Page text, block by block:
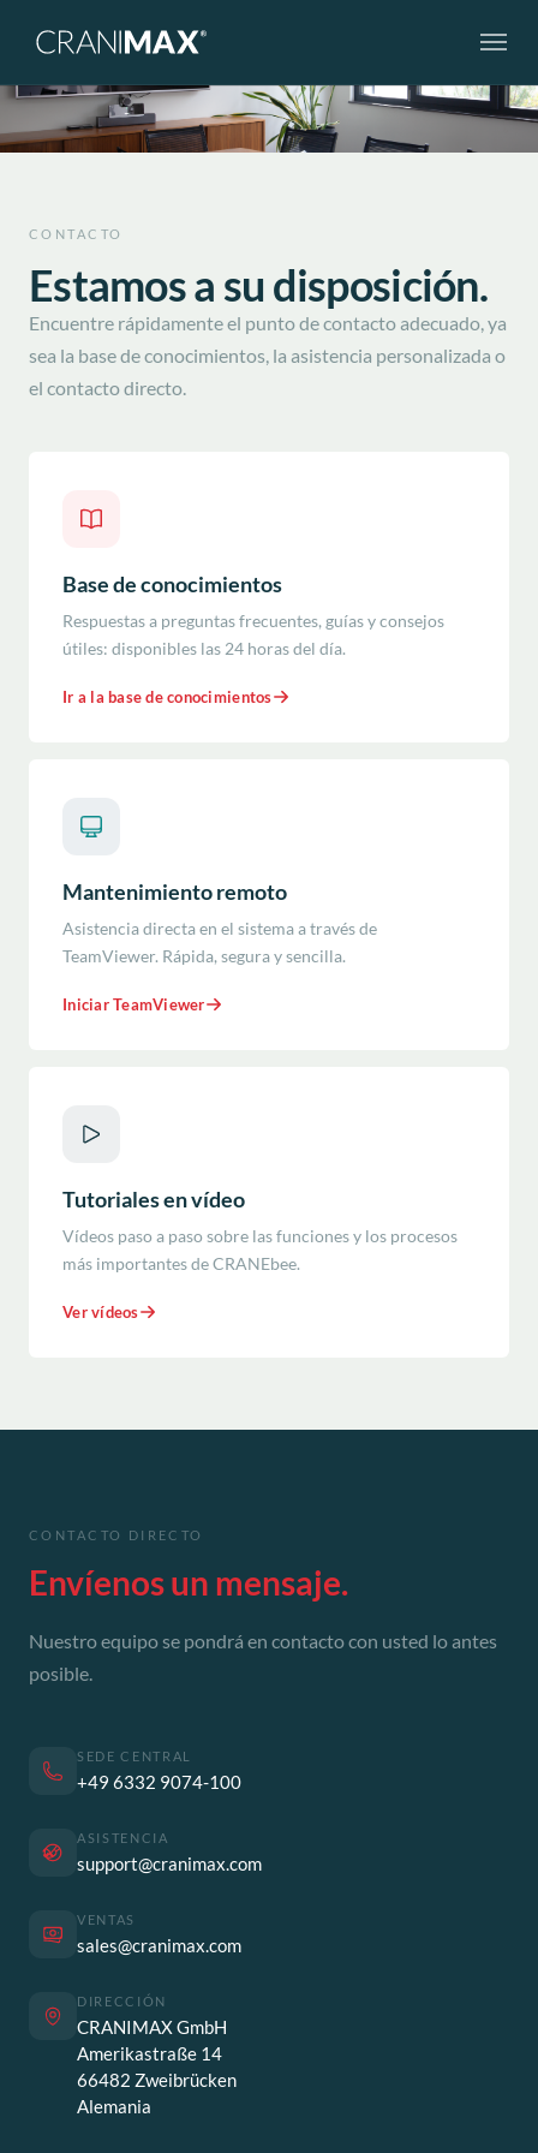
CONTACTO
Estamos a su disposición.
Encuentre rápidamente el punto de contacto adecuado, ya
sea la base de conocimientos, la asistencia personalizada o
el contacto directo.
Base de conocimientos
Respuestas a preguntas frecuentes, guías y consejos
útiles: disponibles las 24 horas del día.
Ir a la base de conocimientos
Mantenimiento remoto
Asistencia directa en el sistema a través de
TeamViewer. Rápida, segura y sencilla.
Iniciar TeamViewer
Tutoriales en vídeo
Vídeos paso a paso sobre las funciones y los procesos
más importantes de CRANEbee.
Ver vídeos
CONTACTO DIRECTO
Envíenos un mensaje.
Nuestro equipo se pondrá en contacto con usted lo antes
posible.
SEDE CENTRAL
+49 6332 9074-100
ASISTENCIA
support@cranimax.com
VENTAS
sales@cranimax.com
DIRECCIÓN
CRANIMAX GmbH
Amerikastraße 14
66482 Zweibrücken
Alemania